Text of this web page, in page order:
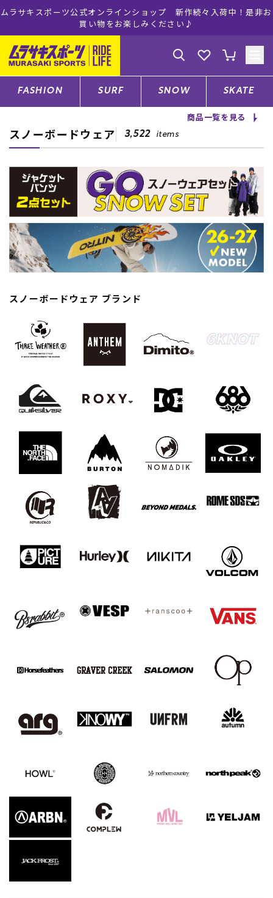
ムラサキスポーツ公式オンラインショップ 新作続々入荷中！是非お
買い物をお楽しみください♪
ゲスト様
ログイン 会員登録
店舗一覧
CATEGORY
ファッションTOP
サーフTOP
スノーTOP
スケートTOP
CONTENTS
ブランド一覧
RIDE LIFE MAGAZINE一
スタッフスナップ
中古/アウトレット サー
中古/アウトレット スノ
SUPPORT
ご利用ガイド
店頭受取サービス
ギフトラッピング
アフターサポート
下取り保証について
お問い合わせ
ムラサキスポーツ 公式アプリ
FASHION SURF SNOW SKATE
商品一覧を見る
スノーボードウェア 3,522 items
スノーボードウェア ブランド